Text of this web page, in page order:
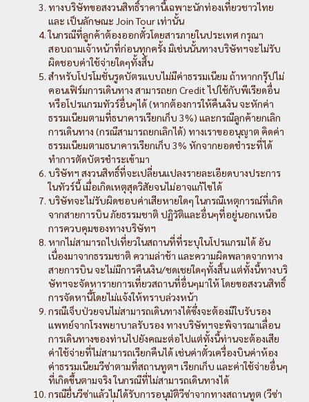
ทางบริษัทขอสงวนสิทธิ์ราคานี้เฉพาะนักท่องเที่ยวชาวไทย
และ เป็นลักษณะ Join Tour เท่านั้น
ในกรณีที่ลูกค้าต้องออกตั๋วโดยสารภายในประเทศ กรุณา
สอบถามเจ้าหน้าที่ก่อนทุกครั้ง มิเช่นนั้นทางบริษัทฯจะไม่รับ
ผิดชอบค่าใช้จ่ายใดๆทั้งสิ้น
สำหรับโปรโมชั่นรูดบัตรแบบไม่มีค่าธรรมเนียม ถ้าหากกรุ๊ปไม่
คอนเฟิร์มการเดินทาง สามารถยก Credit ไปใช้กับพีเรียดอื่น
หรือโปรแกรมทัวร์อื่นๆได้ (หากต้องการให้คืนเงิน จะหักค่า
ธรรมเนียมตามที่ธนาคารเรียกเก็บ 3%) และกรณีลูกค้ายกเลิก
การเดินทาง (กรณีสามารถยกเลิกได้) ทางเราขออนุญาต คิดค่า
ธรรมเนียมตามธนาคารเรียกเก็บ 3% หักจากยอดชำระที่ได้
ทำการตัดบัตรชำระเข้ามา
บริษัทฯ สงวนสิทธิ์ที่จะเปลี่ยนแปลงรายละเอียดบางประการ
ในทัวร์นี้ เมื่อเกิดเหตุสุดวิสัยจนไม่อาจแก้ไขได้
บริษัทจะไม่รับผิดชอบค่าเสียหายใดๆ ในกรณีเหตุการณ์ที่เกิด
จากสายการบิน ภัยธรรมชาติ ปฏิวัติและอื่นๆที่อยู่นอกเหนือ
การควบคุมของทางบริษัทฯ
หากไม่สามารถไปเที่ยวในสถานที่ที่ระบุในโปรแกรมได้ อัน
เนื่องมาจากธรรมชาติ ความล่าช้า และความผิดพลาดจากทาง
สายการบิน จะไม่มีการคืนเงิน/ชดเชยใดๆทั้งสิ้น แต่ทั้งนี้ทางบริ
ษัทฯจะจัดหารายการเที่ยวสถานที่อื่นๆมาให้ โดยขอสงวนสิทธิ์
การจัดหานี้โดยไม่แจ้งให้ทราบล่วงหน้า
กรณีเจ็บป่วยจนไม่สามารถเดินทางได้ซึ่งจะต้องมีใบรับรอง
แพทย์จากโรงพยาบาลรับรอง ทางบริษัทฯจะพิจารณาเลื่อน
การเดินทางของท่านไปยังคณะต่อไปแต่ทั้งนี้ท่านจะต้องเสีย
ค่าใช้จ่ายที่ไม่สามารถเรียกคืนได้ เช่นค่าตั๋วเครื่องบินค่าห้อง
ค่าธรรมเนียมวีซ่าตามที่สถานทูตฯ เรียกเก็บ และค่าใช้จ่ายอื่นๆ
ที่เกิดขึ้นตามจริง ในกรณีที่ไม่สามารถเดินทางได้
กรณียื่นวีซ่าแล้วไม่ได้รับการอนุมัติวีซ่าจากทางสถานทูต (วีซ่า